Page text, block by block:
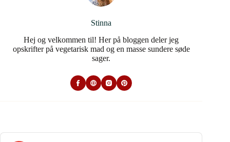
Stinna
Hej og velkommen til! Her på bloggen deler jeg
opskrifter på vegetarisk mad og en masse sundere søde
sager.